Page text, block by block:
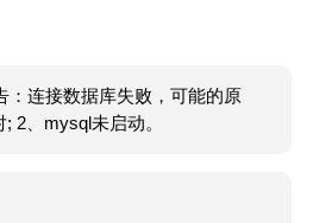
：连接数据库失败，可能的原
2、mysql未启动。